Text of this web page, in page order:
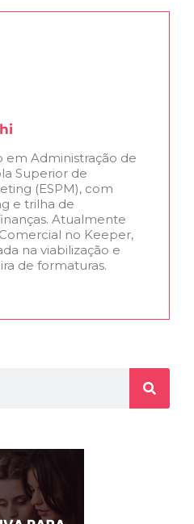
em Administração de
Superior de
(ESPM), com
e trilha de
Atualmente
no Keeper,
na viabilização e
de formaturas.